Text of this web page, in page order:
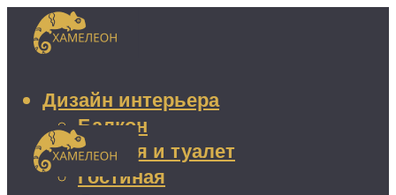
Дизайн интерьера
Балкон
Ванная и туалет
Гостиная